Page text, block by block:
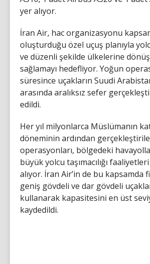
yer alıyor.
İran Air, hac organizasyonu
oluşturduğu özel uçuş planıyla
ve düzenli şekilde ülkelerine
sağlamayı hedefliyor. Yoğun
süresince uçakların Suudi
arasında aralıksız sefer
edildi.
Her yıl milyonlarca Müslümanın
döneminin ardından
operasyonları, bölgedeki
büyük yolcu taşımacılığı
alıyor. İran Air’in de bu kapsamda
geniş gövdeli ve dar gövdeli
kullanarak kapasitesini en üst
kaydedildi.